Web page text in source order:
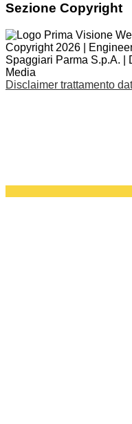
Sezione Copyright
Copyright 2026 |
Spaggiari Parma S.p.A. |
Media
Disclaimer trattamento